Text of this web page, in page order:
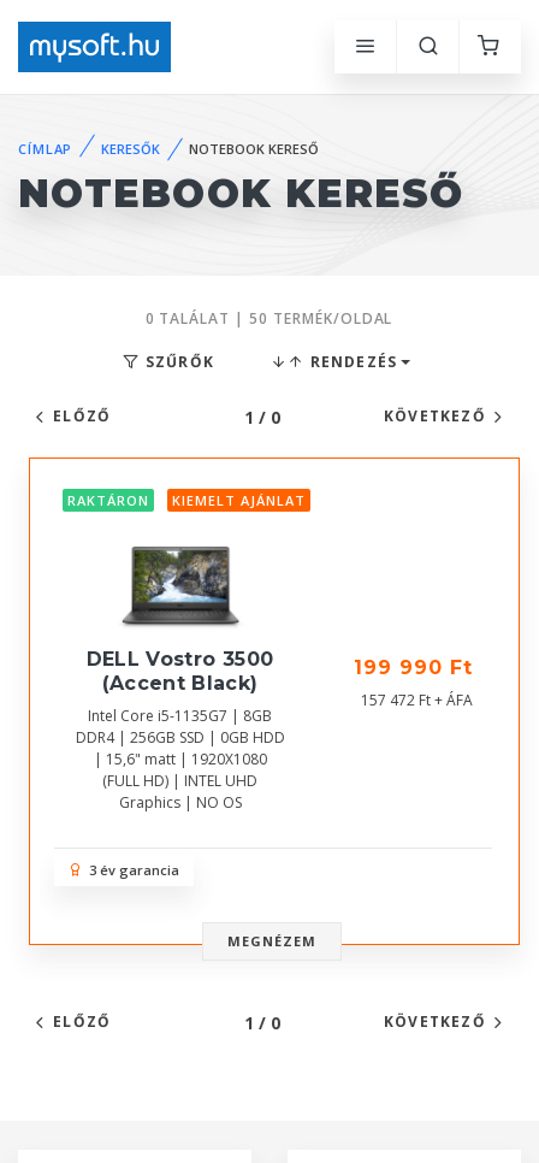
CÍMLAP KERESŐK NOTEBOOK KERESŐ
NOTEBOOK KERESŐ
0 TALÁLAT | 50 TERMÉK/OLDAL
SZŰRŐK RENDEZÉS
ELŐZŐ 1 / 0 KÖVETKEZŐ
RAKTÁRON KIEMELT AJÁNLAT
DELL Vostro 3500
(Accent Black)
Intel Core i5-1135G7 | 8GB
DDR4 | 256GB SSD | 0GB HDD
| 15,6" matt | 1920X1080
(FULL HD) | INTEL UHD
Graphics | NO OS
199 990 Ft
157 472 Ft + ÁFA
3 év garancia
MEGNÉZEM
ELŐZŐ 1 / 0 KÖVETKEZŐ